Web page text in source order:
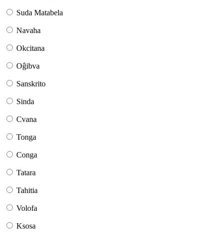
Suda Matabela
Navaha
Okcitana
Oĝibva
Sanskrito
Sinda
Cvana
Tonga
Conga
Tatara
Tahitia
Volofa
Ksosa